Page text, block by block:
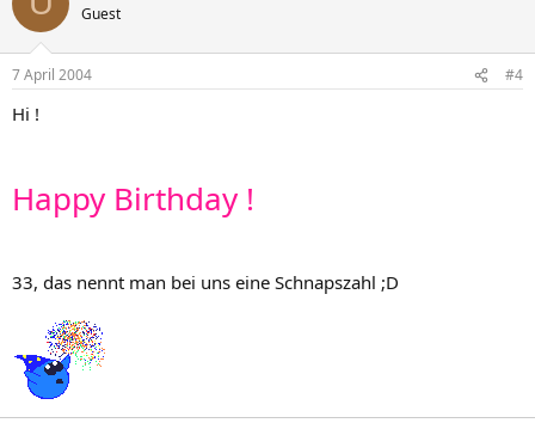
Guest
7 April 2004 #4
Hi !
Happy Birthday !
33, das nennt man bei uns eine Schnapszahl ;D